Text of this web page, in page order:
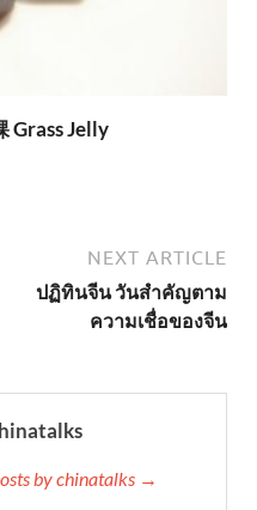
Grass Jelly
NEXT ARTICLE
ปฏิทินจีน วันสำคัญตาม
ความเชื่อของจีน
by chinatalks →